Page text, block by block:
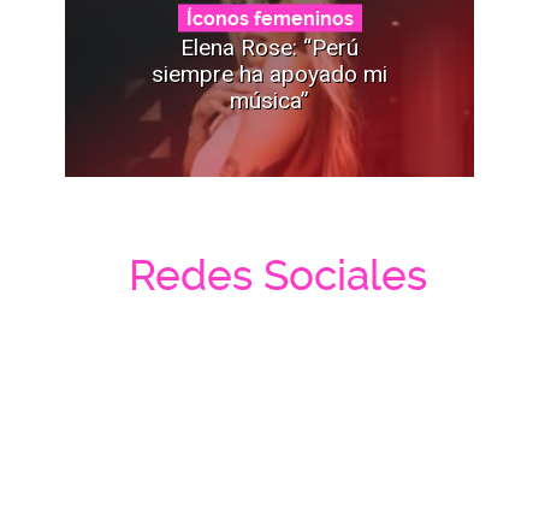
Íconos femeninos
Elena Rose: “Perú
siempre ha apoyado mi
música”
Redes Sociales